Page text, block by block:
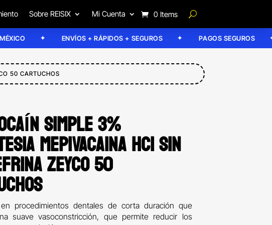
Sobre REISIX Mi Cuenta 0 Items
ENVÍOS + RÁPIDOS + SEGUROS PAGOS SEGUROS
50 CARTUCHOS
SIMPLE 3%
MEPIVACAINA HCI SIN
ZEYCO 50
en procedimientos dentales de corta duración que
suave vasoconstricción, que permite reducir los